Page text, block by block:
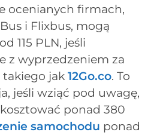
ocenianych firmach,
i Flixbus, mogą
115 PLN, jeśli
z wyprzedzeniem za
jak 12Go.co. To
jeśli wziąć pod uwagę,
ponad 380
samochodu ponad